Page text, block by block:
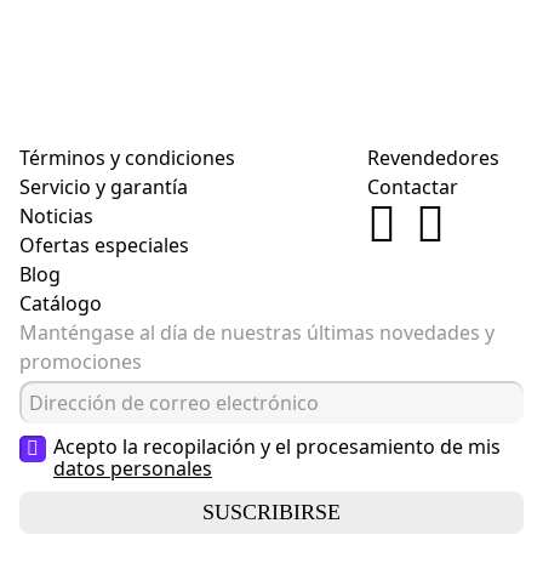
Términos y condiciones
Servicio y garantía
Noticias
Ofertas especiales
Blog
Catálogo
Revendedores
Contactar
Manténgase al día de nuestras últimas novedades y
promociones
Acepto la recopilación y el procesamiento de mis
datos personales
SUSCRIBIRSE